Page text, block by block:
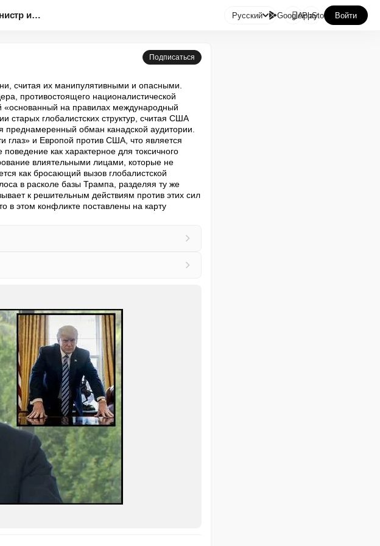
Канадский премьер-министр игра... Русский GooglePlay
AppStore Войти
Подписаться
считая их манипулятивными и опасными.
противостоящего националистической
«основанный на правилах международный
старых глобалистских структур, считая США
преднамеренный обман канадской аудитории.
глаз» и Европой против США, что является
как характерное для токсичного
влиятельными лицами, которые не
как бросающий вызов глобалистской
в расколе базы Трампа, разделяя ту же
к решительным действиям против этих сил
в этом конфликте поставлены на карту